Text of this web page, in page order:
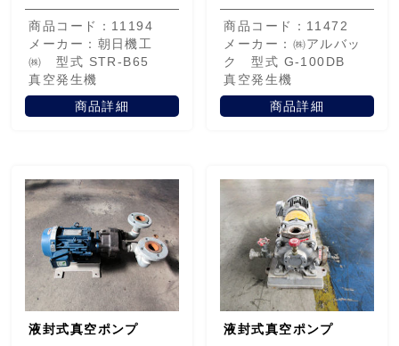
商品コード：11194
メーカー：朝日機工
㈱ 型式 STR-B65
真空発生機
商品詳細
商品コード：11472
メーカー：㈱アルバッ
ク 型式 G-100DB
真空発生機
商品詳細
液封式真空ポンプ 液封式真空ポンプ